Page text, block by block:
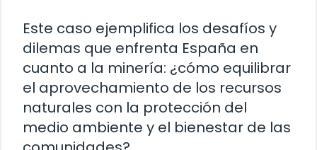
Este caso ejemplifica los desafíos y
dilemas que enfrenta España en
cuanto a la minería: ¿cómo equilibrar
el aprovechamiento de los recursos
naturales con la protección del
medio ambiente y el bienestar de las